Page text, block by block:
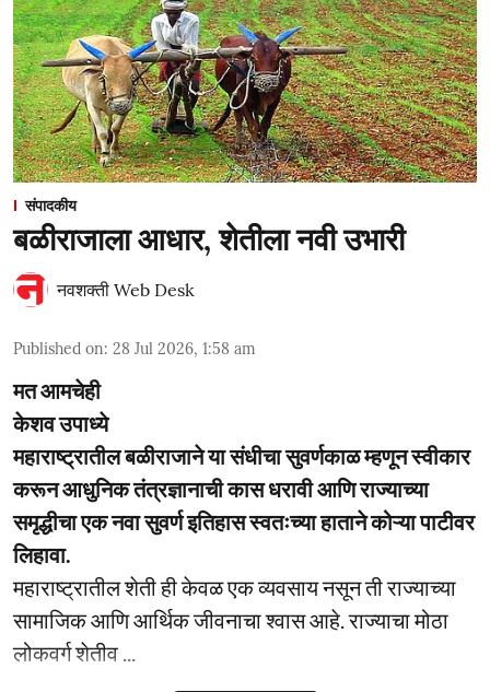
संपादकीय
बळीराजाला आधार, शेतीला नवी उभारी
नवशक्ती Web Desk
Published on: 28 Jul 2026, 1:58 am
मत आमचेही
केशव उपाध्ये
महाराष्ट्रातील बळीराजाने या संधीचा सुवर्णकाळ म्हणून स्वीकार
करून आधुनिक तंत्रज्ञानाची कास धरावी आणि राज्याच्या
समृद्धीचा एक नवा सुवर्ण इतिहास स्वतःच्या हाताने कोऱ्या पाटीवर
लिहावा.
महाराष्ट्रातील शेती ही केवळ एक व्यवसाय नसून ती राज्याच्या
सामाजिक आणि आर्थिक जीवनाचा श्वास आहे. राज्याचा मोठा
लोकवर्ग शेतीव ...